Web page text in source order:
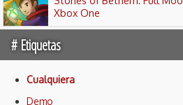
Xbox One
# Etiquetas
Cualquiera
Demo